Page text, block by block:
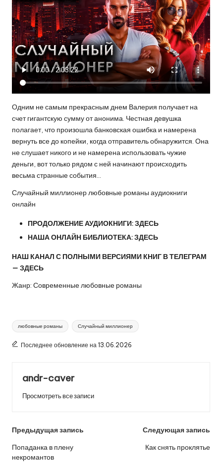
Одним не самым прекрасным днем Валерия получает на
счет гигантскую сумму от анонима. Честная девушка
полагает, что произошла банковская ошибка и намерена
вернуть все до копейки, когда отправитель обнаружится. Она
не слушает никого и не намерена использовать чужие
деньги, вот только рядом с ней начинают происходить
весьма странные события…
Случайный миллионер любовные романы аудиокниги
онлайн
ПРОДОЛЖЕНИЕ АУДИОКНИГИ:ЗДЕСЬ
НАША ОНЛАЙН БИБЛИОТЕКА:ЗДЕСЬ
НАШ КАНАЛ С ПОЛНЫМИ ВЕРСИЯМИ КНИГ В ТЕЛЕГРАМ
— ЗДЕСЬ
Жанр: Современные любовные романы
Метки:
любовные романы Случайный миллионер
Последнее обновление на 13.06.2026
andr-caver
Просмотреть все записи
Навигация
по
записям
Предыдущая запись
Попаданка в плену
некромантов
Следующая запись
Как снять проклятье